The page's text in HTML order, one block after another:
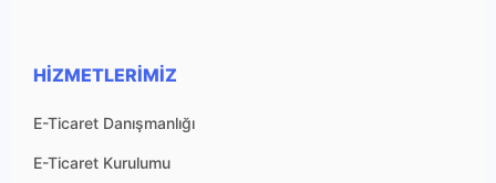
HIZMETLERIMIZ
E-Ticaret Danışmanlığı
E-Ticaret Kurulumu